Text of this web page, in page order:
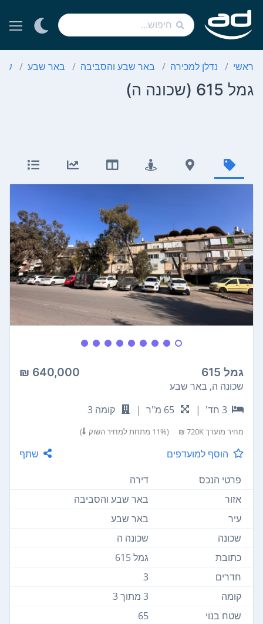
ראשי נדלן למכירה באר שבע והסביבה באר שבע
גמל 615 (שכונה ה)
גמל 615 640,000 ₪
שכונה ה, באר שבע
3 חד'
| 65 מ"ר | קומה 3
מחיר מוערך720K ₪ (11% מתחת למחיר השוק )
הוסף למועדפים
שתף
פרטי הנכס
דירה
אזור
באר שבע והסביבה
עיר
באר שבע
שכונה
שכונה ה
כתובת
גמל 615
חדרים
3
קומה
3 מתוך 3
שטח בנוי
65